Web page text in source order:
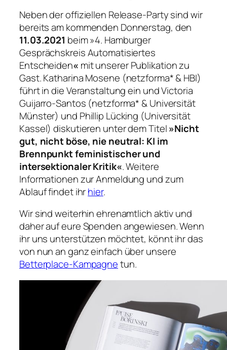
Neben der offiziellen Release-Party sind wir
bereits am kommenden Donnerstag, den
11.03.2021 beim »4. Hamburger
Gesprächskreis Automatisiertes
Entscheiden« mit unserer Publikation zu
Gast. Katharina Mosene (netzforma* & HBI)
führt in die Veranstaltung ein und Victoria
Guijarro-Santos (netzforma* & Universität
Münster) und Phillip Lücking (Universität
Kassel) diskutieren unter dem Titel»Nicht
gut, nicht böse, nie neutral: KI im
Brennpunkt feministischer und
intersektionaler Kritik«. Weitere
Informationen zur Anmeldung und zum
Ablauf findet ihrhier.
Wir sind weiterhin ehrenamtlich aktiv und
daher auf eure Spenden angewiesen. Wenn
ihr uns unterstützen möchtet, könnt ihr das
von nun an ganz einfach über unsere
Betterplace-Kampagnetun.